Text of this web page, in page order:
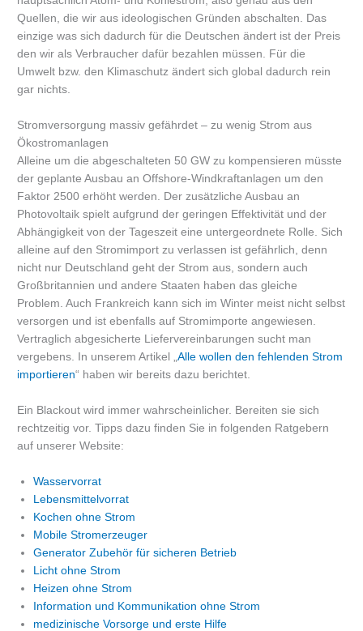
Quellen, die wir aus ideologischen Gründen abschalten. Das
einzige was sich dadurch für die Deutschen ändert ist der Preis
den wir als Verbraucher dafür bezahlen müssen. Für die
Umwelt bzw. den Klimaschutz ändert sich global dadurch rein
gar nichts.
Stromversorgung massiv gefährdet – zu wenig Strom aus
Ökostromanlagen
Alleine um die abgeschalteten 50 GW zu kompensieren müsste
der geplante Ausbau an Offshore-Windkraftanlagen um den
Faktor 2500 erhöht werden. Der zusätzliche Ausbau an
Photovoltaik spielt aufgrund der geringen Effektivität und der
Abhängigkeit von der Tageszeit eine untergeordnete Rolle. Sich
alleine auf den Stromimport zu verlassen ist gefährlich, denn
nicht nur Deutschland geht der Strom aus, sondern auch
Großbritannien und andere Staaten haben das gleiche
Problem. Auch Frankreich kann sich im Winter meist nicht selbst
versorgen und ist ebenfalls auf Stromimporte angewiesen.
Vertraglich abgesicherte Liefervereinbarungen sucht man
vergebens. In unserem Artikel „Alle wollen den fehlenden Strom
importieren“ haben wir bereits dazu berichtet.
Ein Blackout wird immer wahrscheinlicher. Bereiten sie sich
rechtzeitig vor. Tipps dazu finden Sie in folgenden Ratgebern
auf unserer Website:
Wasservorrat
Lebensmittelvorrat
Kochen ohne Strom
Mobile Stromerzeuger
Generator Zubehör für sicheren Betrieb
Licht ohne Strom
Heizen ohne Strom
Information und Kommunikation ohne Strom
medizinische Vorsorge und erste Hilfe